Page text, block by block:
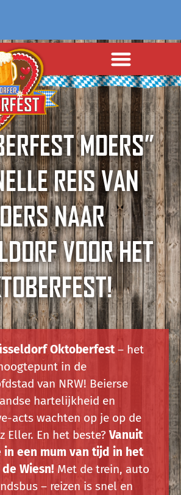
MOERS”
REIS VAN
NAAR
VOOR HET
Oktoberfest– het
in de
van NRW! Beierse
hartelijkheid en
acts wachten op je op de
Eller. En het beste?Vanuit
in een mum van tijd in het
Wiesn! Met de trein, auto
– reizen is snel en